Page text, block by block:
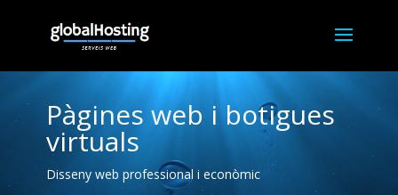
vídeo
Pàgines web i botigues
virtuals
Disseny web professional i econòmic